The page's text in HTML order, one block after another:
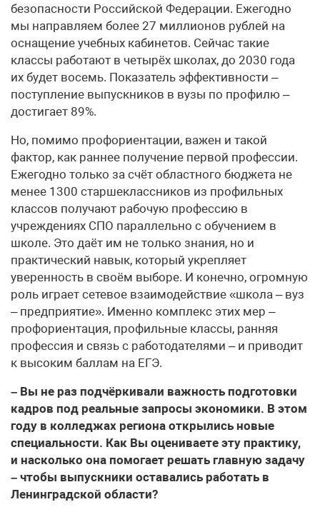
безопасности Российской Федерации. Ежегодно
мы направляем более 27 миллионов рублей на
оснащение учебных кабинетов. Сейчас такие
классы работают в четырёх школах, до 2030 года
их будет восемь. Показатель эффективности –
поступление выпускников в вузы по профилю –
достигает 89%.
Но, помимо профориентации, важен и такой
фактор, как раннее получение первой профессии.
Ежегодно только за счёт областного бюджета не
менее 1300 старшеклассников из профильных
классов получают рабочую профессию в
учреждениях СПО параллельно с обучением в
школе. Это даёт им не только знания, но и
практический навык, который укрепляет
уверенность в своём выборе. И конечно, огромную
роль играет сетевое взаимодействие «школа – вуз
– предприятие». Именно комплекс этих мер –
профориентация, профильные классы, ранняя
профессия и связь с работодателями – и приводит
к высоким баллам на ЕГЭ.
– Вы не раз подчёркивали важность подготовки
кадров под реальные запросы экономики. В этом
году в колледжах региона открылись новые
специальности. Как Вы оцениваете эту практику,
и насколько она помогает решать главную задачу
– чтобы выпускники оставались работать в
Ленинградской области?